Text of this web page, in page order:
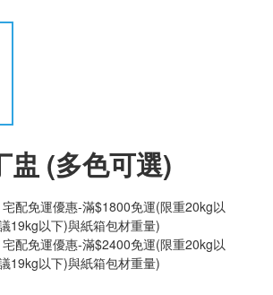
盅 (多色可選)
配免運優惠-滿$1800免運(限重20kg以
19kg以下)與紙箱包材重量)
配免運優惠-滿$2400免運(限重20kg以
19kg以下)與紙箱包材重量)